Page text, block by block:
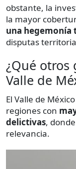
obstante, la
la mayor
una hegemonía
disputas
¿Qué otros
Valle de
El Valle de
regiones con
delictivas,
relevancia.